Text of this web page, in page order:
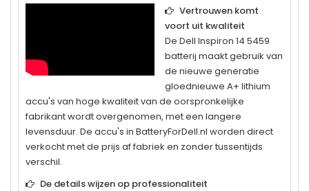
Vertrouwen komt
voort uit kwaliteit
De Dell Inspiron 14 5459
batterij maakt gebruik van
de nieuwe generatie
gloednieuwe A+ lithium
accu's van hoge kwaliteit van de oorspronkelijke
fabrikant wordt overgenomen, met een langere
levensduur. De accu's in BatteryForDell.nl worden direct
verkocht met de prijs af fabriek en zonder tussentijds
verschil.
De details wijzen op professionaliteit